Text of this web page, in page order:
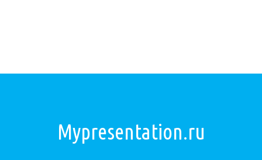
Mypresentation.ru